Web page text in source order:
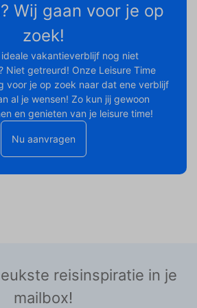
Wij gaan voor je op
zoek!
ideale vakantieverblijf nog niet
Niet getreurd! Onze Leisure Time
voor je op zoek naar dat ene verblijf
al je wensen! Zo kun jij gewoon
en genieten van je leisure time!
Nu aanvragen
reisinspiratie in je
mailbox!